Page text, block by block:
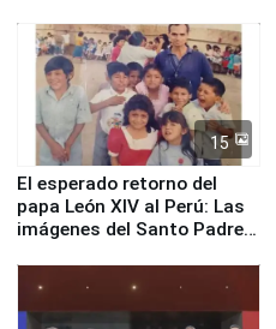
de Chile
15
El esperado retorno del
papa León XIV al Perú: Las
imágenes del Santo Padre